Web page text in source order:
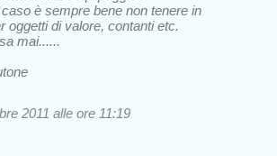
è sempre bene non tenere in
oggetti di valore, contanti etc.
mai......
2011 alle ore 11:19